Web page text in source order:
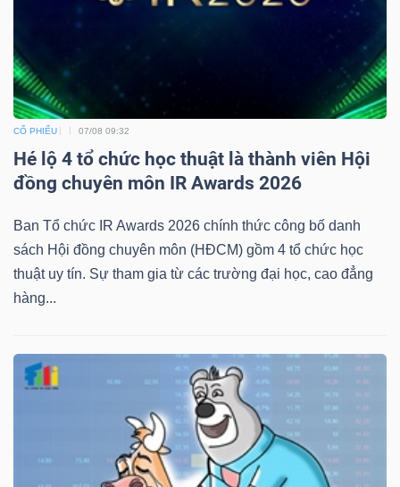
CỔ PHIẾU 07/08 09:32
Hé lộ 4 tổ chức học thuật là thành viên Hội
đồng chuyên môn IR Awards 2026
Ban Tổ chức IR Awards 2026 chính thức công bố danh
sách Hội đồng chuyên môn (HĐCM) gồm 4 tổ chức học
thuật uy tín. Sự tham gia từ các trường đại học, cao đẳng
hàng...